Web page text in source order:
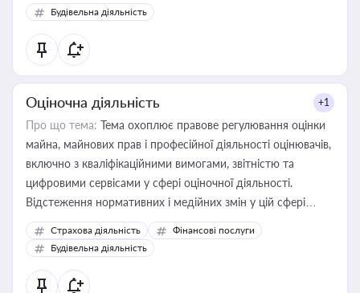
Будівельна діяльність
Оціночна діяльність +1
Про що тема: Тема охоплює правове регулювання оцінки
майна, майнових прав і професійної діяльності оцінювачів,
включно з кваліфікаційними вимогами, звітністю та
цифровими сервісами у сфері оціночної діяльності.
Відстеження нормативних і медійних змін у цій сфері
корисне для власника бізнесу, керівника, юриста або
бухгалтера під час оподаткування, приватизації, оренди
державного майна, корпоративних угод і перевірки
статусу суб'єктів оціночної діяльності
Страхова діяльність
Фінансові послуги
Будівельна діяльність